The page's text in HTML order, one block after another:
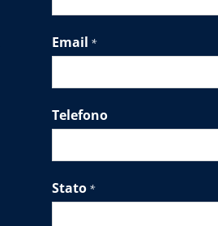
Email *
Telefono
Stato *